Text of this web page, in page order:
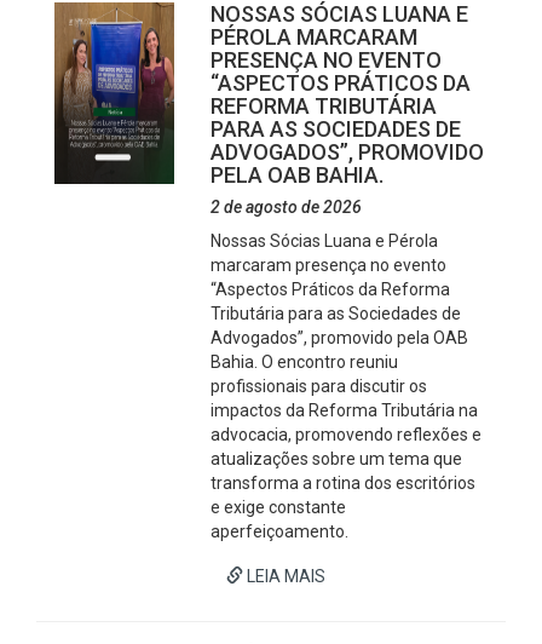
NOSSAS SÓCIAS LUANA E
PÉROLA MARCARAM
PRESENÇA NO EVENTO
“ASPECTOS PRÁTICOS DA
REFORMA TRIBUTÁRIA
PARA AS SOCIEDADES DE
ADVOGADOS”, PROMOVIDO
PELA OAB BAHIA.
2 de agosto de 2026
Nossas Sócias Luana e Pérola
marcaram presença no evento
“Aspectos Práticos da Reforma
Tributária para as Sociedades de
Advogados”, promovido pela OAB
Bahia. O encontro reuniu
profissionais para discutir os
impactos da Reforma Tributária na
advocacia, promovendo reflexões e
atualizações sobre um tema que
transforma a rotina dos escritórios
e exige constante
aperfeiçoamento.
LEIA MAIS